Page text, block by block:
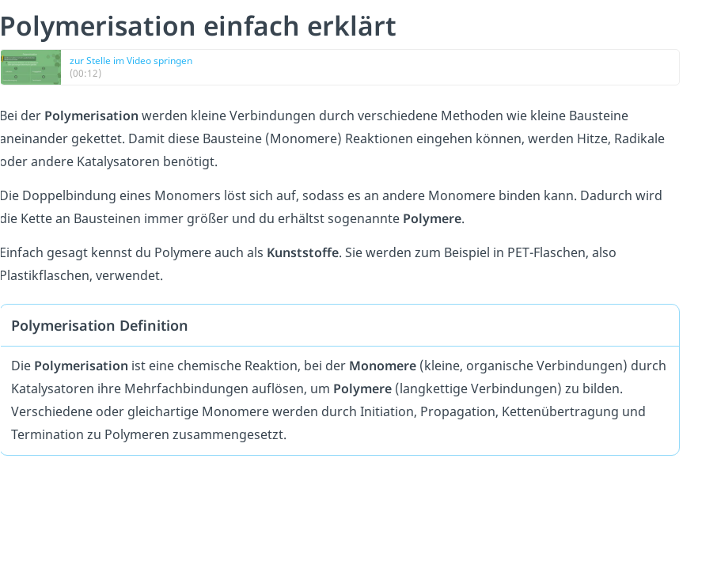
Polymerisation einfach erklärt
zur Stelle im Video springen
(00:12)
Bei der Polymerisation werden kleine Verbindungen durch verschiedene Methoden wie kleine Bausteine
aneinander gekettet. Damit diese Bausteine (Monomere) Reaktionen eingehen können, werden Hitze, Radikale
oder andere Katalysatoren benötigt.
Die Doppelbindung eines Monomers löst sich auf, sodass es an andere Monomere binden kann. Dadurch wird
die Kette an Bausteinen immer größer und du erhältst sogenannte Polymere.
Einfach gesagt kennst du Polymere auch als Kunststoffe. Sie werden zum Beispiel in PET-Flaschen, also
Plastikflaschen, verwendet.
Polymerisation Definition
Die Polymerisation ist eine chemische Reaktion, bei der Monomere (kleine, organische Verbindungen) durch
Katalysatoren ihre Mehrfachbindungen auflösen, um Polymere (langkettige Verbindungen) zu bilden.
Verschiedene oder gleichartige Monomere werden durch Initiation, Propagation, Kettenübertragung und
Termination zu Polymeren zusammengesetzt.